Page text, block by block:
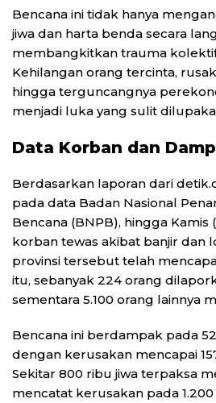
Bencana ini tidak hanya
jiwa dan harta benda secara
membangkitkan trauma
Kehilangan orang tercinta,
hingga terguncangnya
menjadi luka yang sulit
Data Korban dan
Berdasarkan laporan dari
pada data Badan Nasional
Bencana (BNPB), hingga Kamis
korban tewas akibat banjir dan
provinsi tersebut telah
itu, sebanyak 224 orang
sementara 5.100 orang lainnya
Bencana ini berdampak pada
dengan kerusakan mencapai
Sekitar 800 ribu jiwa terpaksa
mencatat kerusakan pada